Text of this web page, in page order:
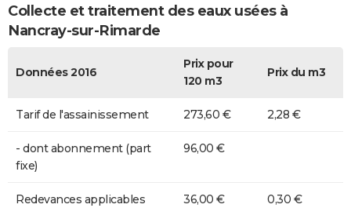
Collecte et traitement des eaux usées à
Nancray-sur-Rimarde
Données 2016
Prix pour
120 m3
Prix du m3
Tarif de l'assainissement 273,60 € 2,28 €
- dont abonnement (part
fixe)
96,00 €
Redevances applicables
36,00 € 0,30 €